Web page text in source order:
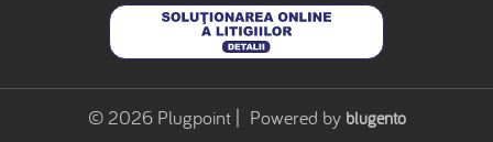
© 2026 Plugpoint | Powered by blugento